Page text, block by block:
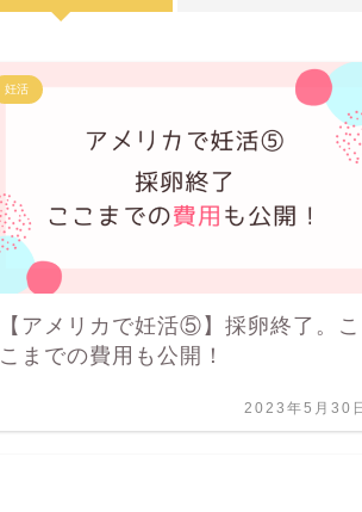
妊活
【アメリカで妊活⑤】採卵終了。こ
こまでの費用も公開！
2023年5月30